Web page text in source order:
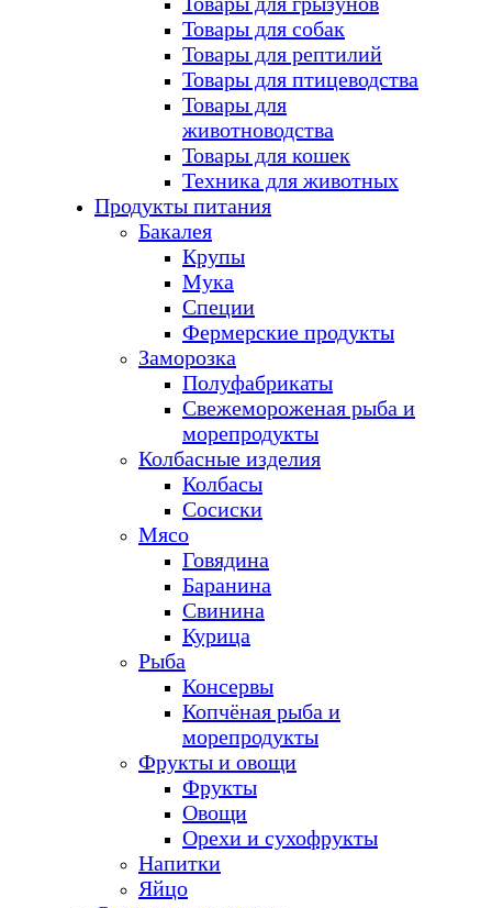
Товары для собак
Товары для рептилий
Товары для птицеводства
Товары для
животноводства
Товары для кошек
Техника для животных
Продукты питания
Бакалея
Крупы
Мука
Специи
Фермерские продукты
Заморозка
Полуфабрикаты
Свежемороженая рыба и
морепродукты
Колбасные изделия
Колбасы
Сосиски
Мясо
Говядина
Баранина
Свинина
Курица
Рыба
Консервы
Копчёная рыба и
морепродукты
Фрукты и овощи
Фрукты
Овощи
Орехи и сухофрукты
Напитки
Яйцо